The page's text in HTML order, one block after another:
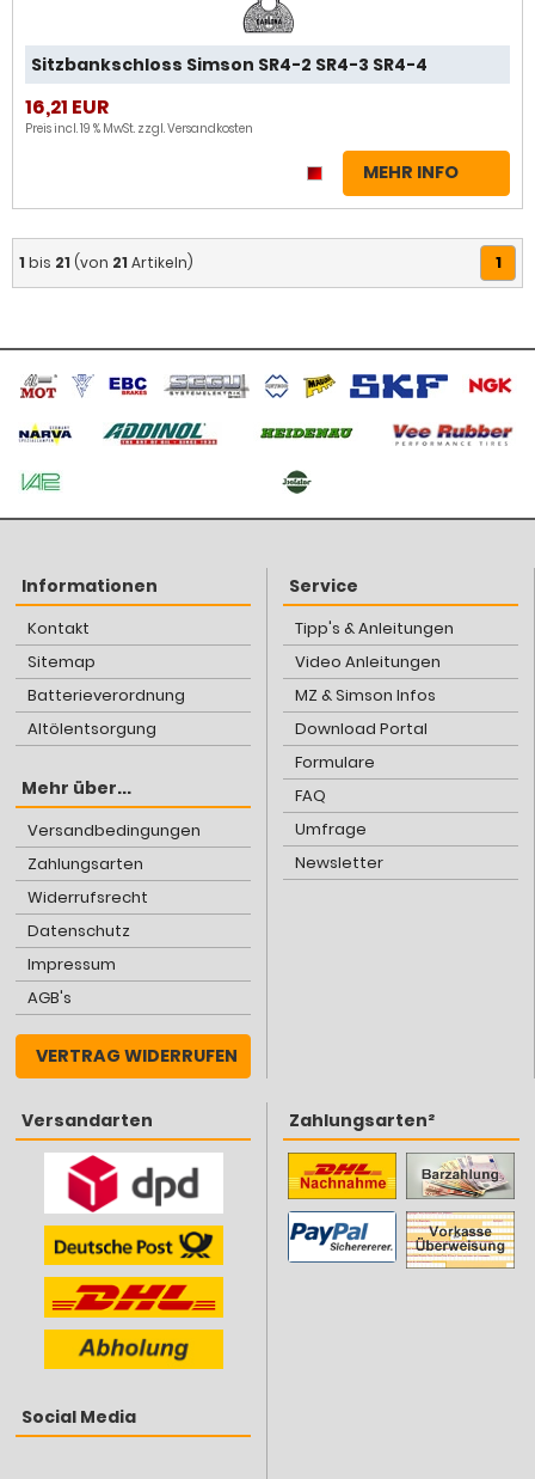
Sitzbankschloss Simson SR4-2 SR4-3 SR4-4
16,21 EUR
Preis incl. 19 % MwSt. zzgl.Versandkosten
MEHR INFO
1 bis 21 (von 21 Artikeln) 1
Informationen
Kontakt
Sitemap
Batterieverordnung
Altölentsorgung
Mehr über...
Versandbedingungen
Zahlungsarten
Widerrufsrecht
Datenschutz
Impressum
AGB's
VERTRAG WIDERRUFEN
Service
Tipp's & Anleitungen
Video Anleitungen
MZ & Simson Infos
Download Portal
Formulare
FAQ
Umfrage
Newsletter
Versandarten
Social Media
Zahlungsarten²